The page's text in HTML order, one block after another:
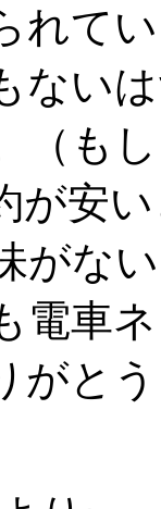
れて
ない
（も
が安
がな
電車
がと